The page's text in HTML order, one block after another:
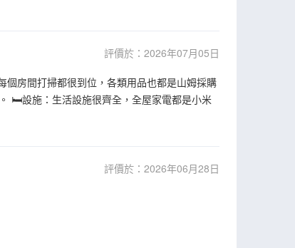
評價於：2026年07月05日
個房間打掃都很到位，各類用品也都是山姆採購
🛏設施：生活設施很齊全，全屋家電都是小米
評價於：2026年06月28日